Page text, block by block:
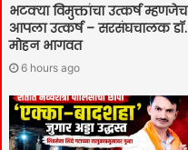
भटक्या विमुक्तांचा उत्कर्ष म्हणजेच
आपला उत्कर्ष – सरसंघचालक डॉ.
मोहन भागवत
6 hours ago